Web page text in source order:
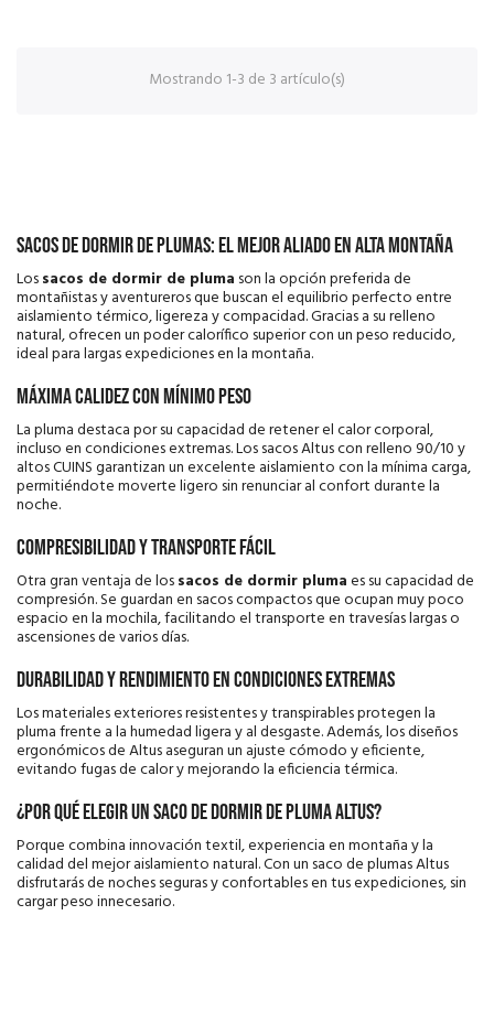
Mostrando 1-3 de 3 artículo(s)
Sacos de dormir de plumas: el mejor aliado en alta montaña
Lossacos de dormir de pluma son la opción preferida de
montañistas y aventureros que buscan el equilibrio perfecto entre
aislamiento térmico, ligereza y compacidad. Gracias a su relleno
natural, ofrecen un poder calorífico superior con un peso reducido,
ideal para largas expediciones en la montaña.
Máxima calidez con mínimo peso
La pluma destaca por su capacidad de retener el calor corporal,
incluso en condiciones extremas. Los sacos Altus con relleno 90/10 y
altos CUINS garantizan un excelente aislamiento con la mínima carga,
permitiéndote moverte ligero sin renunciar al confort durante la
noche.
Compresibilidad y transporte fácil
Otra gran ventaja de lossacos de dormir plumaes su capacidad de
compresión. Se guardan en sacos compactos que ocupan muy poco
espacio en la mochila, facilitando el transporte en travesías largas o
ascensiones de varios días.
Durabilidad y rendimiento en condiciones extremas
Los materiales exteriores resistentes y transpirables protegen la
pluma frente a la humedad ligera y al desgaste. Además, los diseños
ergonómicos de Altus aseguran un ajuste cómodo y eficiente,
evitando fugas de calor y mejorando la eficiencia térmica.
¿Por qué elegir un saco de dormir de pluma Altus?
Porque combina innovación textil, experiencia en montaña y la
calidad del mejor aislamiento natural. Con un saco de plumas Altus
disfrutarás de noches seguras y confortables en tus expediciones, sin
cargar peso innecesario.